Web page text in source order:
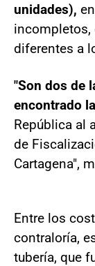
unidades),
incompletos,
diferentes a
"Son dos de
encontrado
República al
de
Cartagena",
Entre los
contraloría,
tubería, que